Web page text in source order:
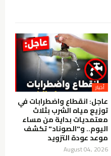
أخبار
عاجل: انقطاع واضطرابات في
توزيع مياه الشرب بثلاث
معتمديات بداية من مساء
اليوم.. و"الصوناد" تكشف
موعد عودة التزويد
August 04, 2026